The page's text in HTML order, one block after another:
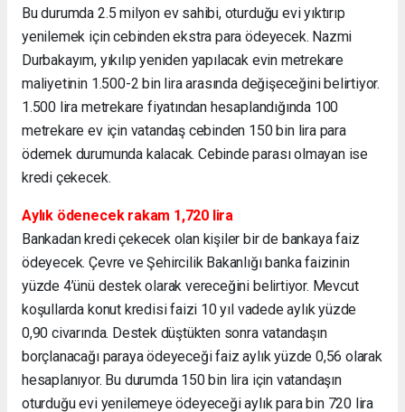
Bu durumda 2.5 milyon ev sahibi, oturduğu evi yıktırıp
yenilemek için cebinden ekstra para ödeyecek. Nazmi
Durbakayım, yıkılıp yeniden yapılacak evin metrekare
maliyetinin 1.500-2 bin lira arasında değişeceğini belirtiyor.
1.500 lira metrekare fiyatından hesaplandığında 100
metrekare ev için vatandaş cebinden 150 bin lira para
ödemek durumunda kalacak. Cebinde parası olmayan ise
kredi çekecek.
Aylık ödenecek rakam 1,720 lira
Bankadan kredi çekecek olan kişiler bir de bankaya faiz
ödeyecek. Çevre ve Şehircilik Bakanlığı banka faizinin
yüzde 4’ünü destek olarak vereceğini belirtiyor. Mevcut
koşullarda konut kredisi faizi 10 yıl vadede aylık yüzde
0,90 civarında. Destek düştükten sonra vatandaşın
borçlanacağı paraya ödeyeceği faiz aylık yüzde 0,56 olarak
hesaplanıyor. Bu durumda 150 bin lira için vatandaşın
oturduğu evi yenilemeye ödeyeceği aylık para bin 720 lira